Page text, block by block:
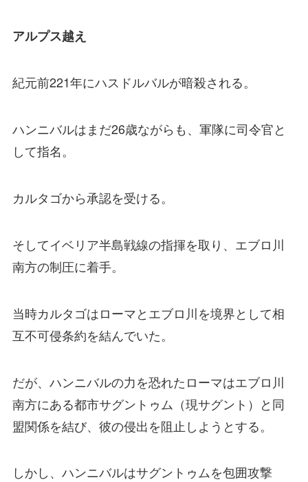
アルプス越え
紀元前221年にハスドルバルが暗殺される。
ハンニバルはまだ26歳ながらも、軍隊に司令官と
して指名。
カルタゴから承認を受ける。
そしてイベリア半島戦線の指揮を取り、エブロ川
南方の制圧に着手。
当時カルタゴはローマとエブロ川を境界として相
互不可侵条約を結んでいた。
だが、ハンニバルの力を恐れたローマはエブロ川
南方にある都市サグントゥム（現サグント）と同
盟関係を結び、彼の侵出を阻止しようとする。
しかし、ハンニバルはサグントゥムを包囲攻撃